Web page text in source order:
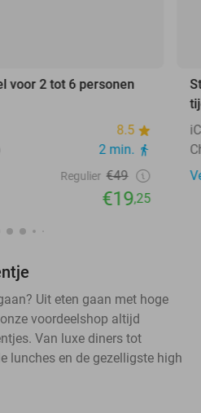
voor 2 tot 6 personen
8.5
2 min.
Regulier €49
€19,25
Uit eten gaan met hoge
voordeelshop altijd
Van luxe diners tot
lunches en de gezelligste high